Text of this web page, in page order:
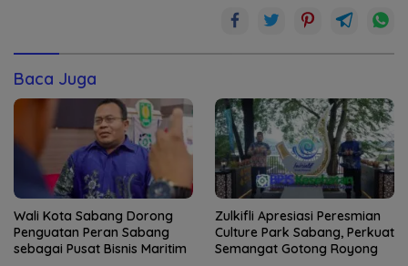
Baca Juga
Wali Kota Sabang Dorong
Penguatan Peran Sabang
sebagai Pusat Bisnis Maritim
Zulkifli Apresiasi Peresmian
Culture Park Sabang, Perkuat
Semangat Gotong Royong